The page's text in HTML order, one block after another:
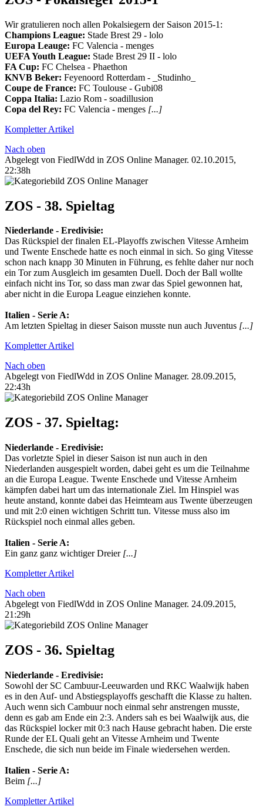
Wir gratulieren noch allen Pokalsiegern der Saison 2015-1:
Champions League: Stade Brest 29 - lolo
Europa Leauge: FC Valencia - menges
UEFA Youth League: Stade Brest 29 II - lolo
FA Cup: FC Chelsea - Phaethon
KNVB Beker: Feyenoord Rotterdam - _Studinho_
Coupe de France: FC Toulouse - Gubi08
Coppa Italia: Lazio Rom - soadillusion
Copa del Rey: FC Valencia - menges [...]
Kompletter Artikel
Nach oben
Abgelegt von FiedlWdd in ZOS Online Manager. 02.10.2015,
22:38h
ZOS - 38. Spieltag
Niederlande‬ - ‪Eredivisie‬:
Das Rückspiel der finalen EL-Playoffs zwischen Vitesse Arnheim
und Twente Enschede hatte es noch einmal in sich. So ging Vitesse
schon nach knapp 30 Minuten in Führung, es fehlte daher nur noch
ein Tor zum Ausgleich im gesamten Duell. Doch der Ball wollte
einfach nicht ins Tor, so dass man zwar das Spiel gewonnen hat,
aber nicht in die Europa League einziehen konnte.
Italien‬ - ‪Serie A‬:
Am letzten Spieltag in dieser Saison musste nun auch Juventus [...]
Kompletter Artikel
Nach oben
Abgelegt von FiedlWdd in ZOS Online Manager. 28.09.2015,
22:43h
ZOS - 37. Spieltag:
Niederlande‬ - Eredivisie‬:
Das vorletzte Spiel in dieser Saison ist nun auch in den
Niederlanden ausgespielt worden, dabei geht es um die Teilnahme
an die Europa League. Twente Enschede und Vitesse Arnheim
kämpfen dabei hart um das internationale Ziel. Im Hinspiel was
heute anstand, konnte dabei das Heimteam aus Twente überzeugen
und mit 2:0 einen wichtigen Schritt tun. Vitesse muss also im
Rückspiel noch einmal alles geben.
Italien‬ - ‪Serie A‬:
Ein ganz ganz wichtiger Dreier [...]
Kompletter Artikel
Nach oben
Abgelegt von FiedlWdd in ZOS Online Manager. 24.09.2015,
21:29h
ZOS - 36. Spieltag
Niederlande‬ - ‪Eredivisie‬:
Sowohl der SC Cambuur-Leeuwarden und RKC Waalwijk haben
es in den Auf- und Abstiegsplayoffs geschafft die Klasse zu halten.
Auch wenn sich Cambuur noch einmal sehr anstrengen musste,
denn es gab am Ende ein 2:3. Anders sah es bei Waalwijk aus, die
das Rückspiel locker mit 0:3 nach Hause gebracht haben. Die erste
Runde der EL Quali geht an Vitesse Arnheim und Twente
Enschede, die sich nun beide im Finale wiedersehen werden.
Italien‬ - ‪Serie A‬:
Beim [...]
Kompletter Artikel